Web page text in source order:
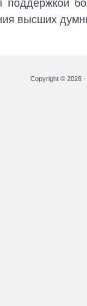
поддержкой
высших
Copyright © 2026 -